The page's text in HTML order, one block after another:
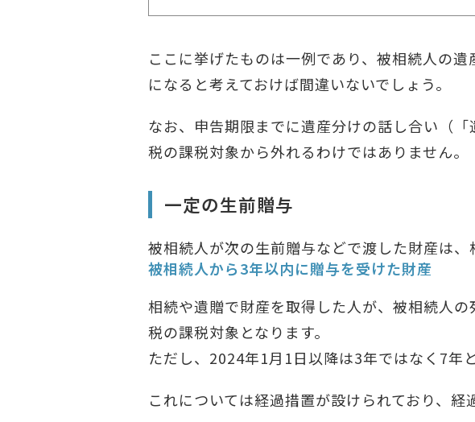
ここに挙げたものは一例であり、被相続人の
になると考えておけば間違いないでしょう。
なお、申告期限までに遺産分けの話し合い（
税の課税対象から外れるわけではありません。
一定の生前贈与
被相続人が次の生前贈与などで渡した財産は、
被相続人から3年以内に贈与を受けた財産
相続や遺贈で財産を取得した人が、被相続人
税の課税対象となります。
ただし、2024年1月1日以降は3年ではなく7年
これについては経過措置が設けられており、